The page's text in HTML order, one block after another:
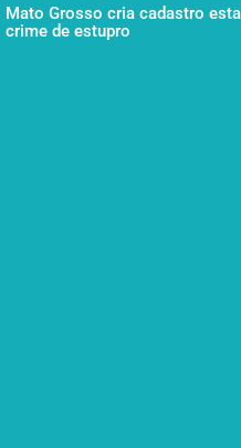
Mato Grosso cria cadastro
crime de estupro